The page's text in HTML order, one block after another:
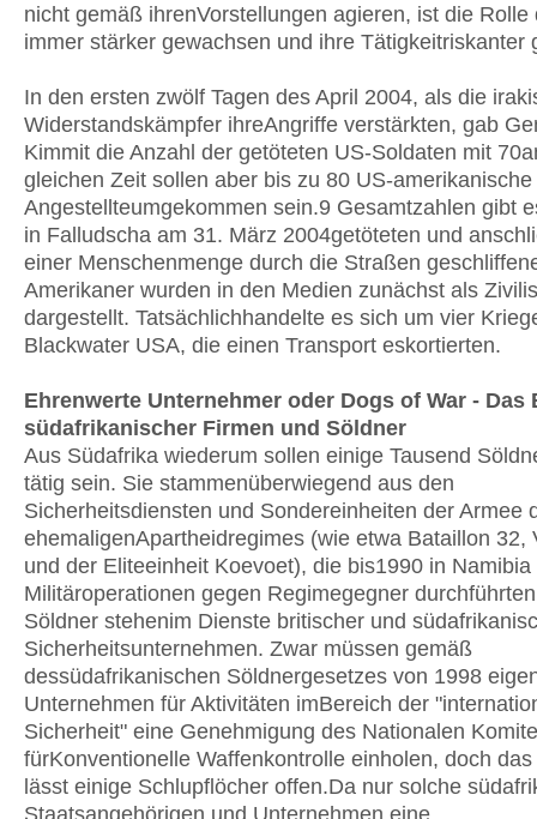
nicht gemäß ihrenVorstellungen agieren, ist die Rolle
immer stärker gewachsen und ihre
In den ersten zwölf Tagen des April 2004, als die
Widerstandskämpfer ihreAngriffe verstärkten, gab
Kimmit die Anzahl der getöteten US-Soldaten mit
gleichen Zeit sollen aber bis zu 80 US-
Angestellteumgekommen sein.9 Gesamtzahlen gibt
in Falludscha am 31. März 2004getöteten und
einer Menschenmenge durch die Straßen
Amerikaner wurden in den Medien zunächst als
dargestellt. Tatsächlichhandelte es sich um vier
Blackwater USA, die einen Transport eskortierten.
Ehrenwerte Unternehmer oder Dogs of War - Das
südafrikanischer Firmen und Söldner
Aus Südafrika wiederum sollen einige Tausend
tätig sein. Sie stammenüberwiegend aus den
Sicherheitsdiensten und Sondereinheiten der Armee
ehemaligenApartheidregimes (wie etwa Bataillon 32,
und der Eliteeinheit Koevoet), die bis1990 in Namibia
Militäroperationen gegen Regimegegner
Söldner stehenim Dienste britischer und
Sicherheitsunternehmen. Zwar müssen gemäß
dessüdafrikanischen Söldnergesetzes von 1998
Unternehmen für Aktivitäten imBereich der
Sicherheit" eine Genehmigung des Nationalen
fürKonventionelle Waffenkontrolle einholen, doch
lässt einige Schlupflöcher offen.Da nur solche
Staatsangehörigen und Unternehmen eine